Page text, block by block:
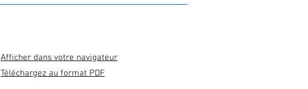
Afficher dans votre navigateur
Téléchargez au format PDF